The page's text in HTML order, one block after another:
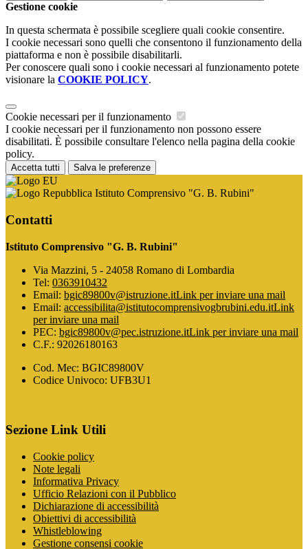
Gestione cookie
In questa schermata è possibile scegliere quali cookie consentire.
I cookie necessari sono quelli che consentono il funzionamento della
piattaforma e non è possibile disabilitarli.
Per conoscere quali sono i cookie necessari al funzionamento potete
visionare la COOKIE POLICY.
Cookie necessari per il funzionamento
I cookie necessari per il funzionamento non possono essere
disabilitati. È possibile consultare l'elenco nella pagina della cookie
policy.
Accetta tutti Salva le preferenze
Istituto Comprensivo "G. B. Rubini"
Contatti
Istituto Comprensivo "G. B. Rubini"
Via Mazzini, 5 - 24058 Romano di Lombardia
Tel: 0363910432
Email: bgic89800v@istruzione.itLink per inviare una mail
Email: accessibilita@istitutocomprensivogbrubini.edu.itLink
per inviare una mail
PEC: bgic89800v@pec.istruzione.itLink per inviare una mail
C.F.: 92026180163
Cod. Mec: BGIC89800V
Codice Univoco: UFB3U1
Sezione Link Utili
Cookie policy
Note legali
Informativa Privacy
Ufficio Relazioni con il Pubblico
Dichiarazione di accessibilità
Obiettivi di accessibilità
Whistleblowing
Gestione consensi cookie